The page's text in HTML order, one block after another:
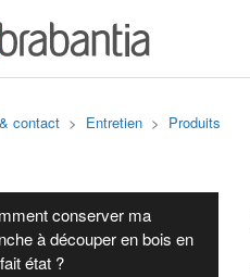
contact Entretien Produits
conserver ma
à découper en bois en
état ?